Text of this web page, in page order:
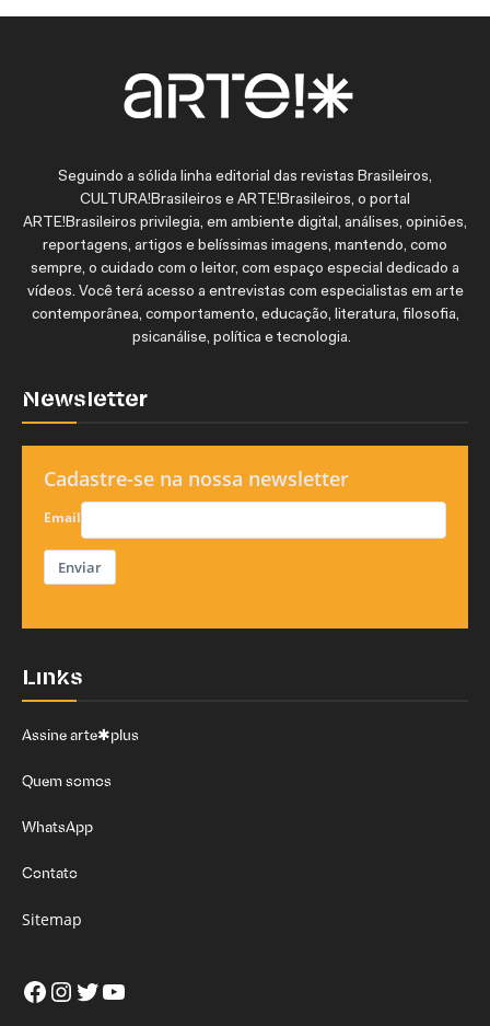
Seguindo a sólida linha editorial das revistas Brasileiros,
CULTURA!Brasileiros e ARTE!Brasileiros, o portal
ARTE!Brasileiros privilegia, em ambiente digital, análises, opiniões,
reportagens, artigos e belíssimas imagens, mantendo, como
sempre, o cuidado com o leitor, com espaço especial dedicado a
vídeos. Você terá acesso a entrevistas com especialistas em arte
contemporânea, comportamento, educação, literatura, filosofia,
psicanálise, política e tecnologia.
Newsletter
Cadastre-se na nossa newsletter
Email
Enviar
Links
Assine arte✱plus
Quem somos
WhatsApp
Contato
Sitemap
Facebook
Instagram
Twitter
Youtube